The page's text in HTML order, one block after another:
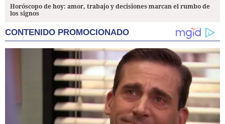
Horóscopo de hoy: amor, trabajo y decisiones marcan el rumbo de
los signos
CONTENIDO PROMOCIONADO